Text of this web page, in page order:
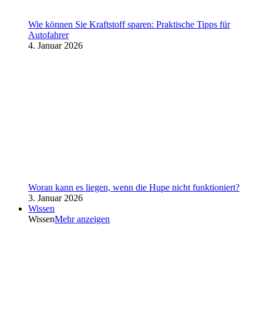
Wie können Sie Kraftstoff sparen: Praktische Tipps für
Autofahrer
4. Januar 2026
Woran kann es liegen, wenn die Hupe nicht funktioniert?
3. Januar 2026
Wissen
WissenMehr anzeigen